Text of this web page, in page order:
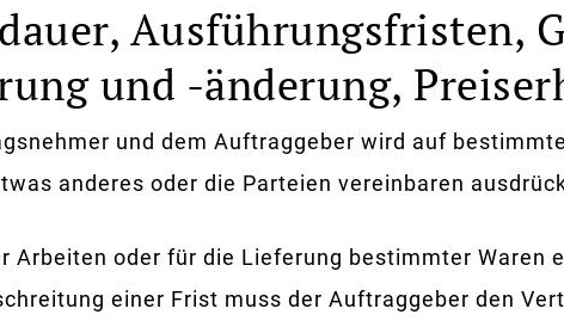
Ausführungsfristen,
und -änderung,
und dem Auftraggeber wird auf
anderes oder die Parteien vereinbaren
Arbeiten oder für die Lieferung bestimmter Waren
einer Frist muss der Auftraggeber den